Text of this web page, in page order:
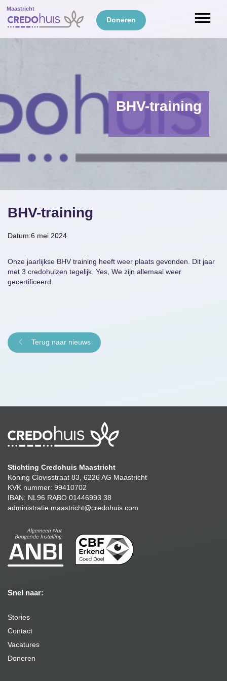
Doneren
Maastricht
BHV-training
BHV-training
6 mei 2024
Onze jaarlijkse BHV training heeft weer plaats gevonden. Dit jaar
met 3 credohuizen tegelijk. Yes, We zijn allemaal weer
gecertificeerd.
Terug naar nieuws
Stichting Credohuis Maastricht
Koning Clovisstraat 83, 6226 AG Maastricht
KVK nummer: 99410702
IBAN: NL96 RABO 01446993 38
administratie.maastricht@credohuis.com
Snel naar:
Stories
Contact
Vacatures
Doneren